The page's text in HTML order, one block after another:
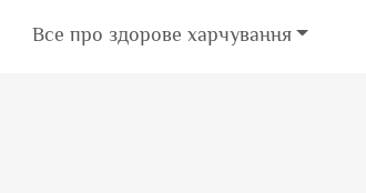
Все про здорове харчування